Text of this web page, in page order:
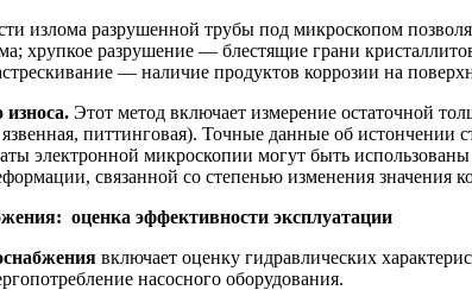
излома разрушенной трубы под микроскопом
хрупкое разрушение — блестящие грани
— наличие продуктов коррозии на
Этот метод включает измерение остаточной
питтинговая). Точные данные об истончении
электронной микроскопии могут быть
связанной со степенью изменения значения
оценка эффективности эксплуатации
включает оценку гидравлических
насосного оборудования.